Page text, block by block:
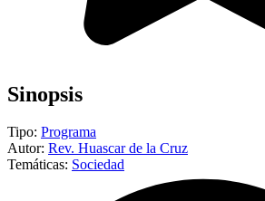
Sinopsis
Tipo: Programa
Autor: Rev. Huascar de la Cruz
Temáticas: Sociedad